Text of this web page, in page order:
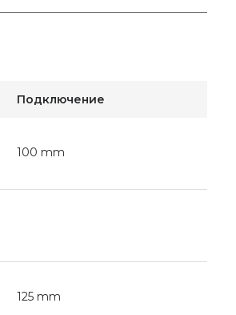
Подключение
100 mm
125 mm